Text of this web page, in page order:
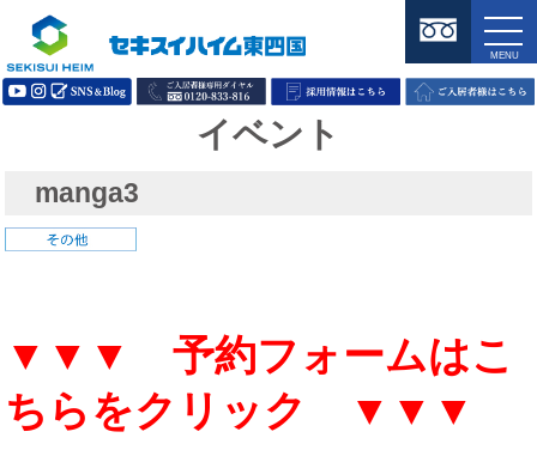
イベント
manga3
▼▼▼ 予約フォームはこ
ちらをクリック ▼▼▼